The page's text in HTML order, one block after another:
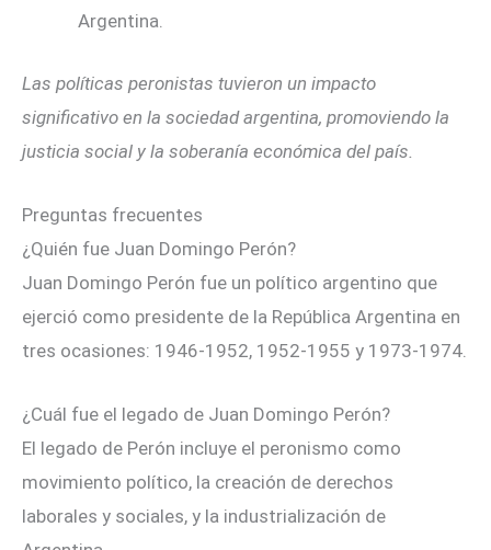
Argentina.
Las políticas peronistas tuvieron un impacto
significativo en la sociedad argentina, promoviendo la
justicia social y la soberanía económica del país.
Preguntas frecuentes
¿Quién fue Juan Domingo Perón?
Juan Domingo Perón fue un político argentino que
ejerció como presidente de la República Argentina en
tres ocasiones: 1946-1952, 1952-1955 y 1973-1974.
¿Cuál fue el legado de Juan Domingo Perón?
El legado de Perón incluye el peronismo como
movimiento político, la creación de derechos
laborales y sociales, y la industrialización de